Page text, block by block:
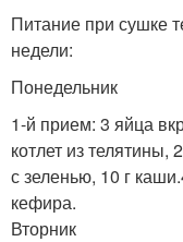
Питание при сушке
недели:
Понедельник
1-й прием: 3 яйца
котлет из телятины,
с зеленью, 10 г
кефира.
Вторник